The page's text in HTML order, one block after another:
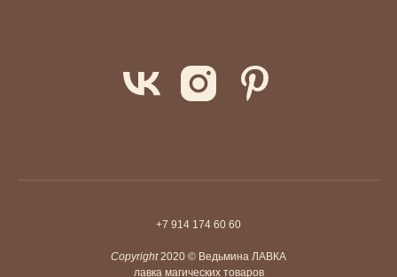
+7 914 174 60 60
Copyright2020 © Ведьмина ЛАВКА
лавка магических товаров